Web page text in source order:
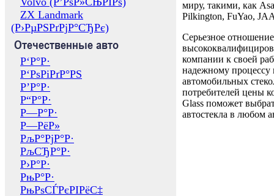
ZX Landmark
(Р›РµРЅРґРјР°СЂРє)
Отечественные авто
Р‘Р°Р·
Р‘РѕРіРґР°РЅ
Р’Р°Р·
Р“Р°Р·
Р—Р°Р·
Р—РёР»
РљР°РјР°Р·
РљСЂР°Р·
Р›Р°Р·
РњР°Р·
РњРѕСЃРєРІРёС‡
миру, такими, как
Pilkington, FuYao,
Серьезное отношение
компании к своей
надежному процессу
автомобильных
потребителей цены
Glass поможет
автостекла в любом